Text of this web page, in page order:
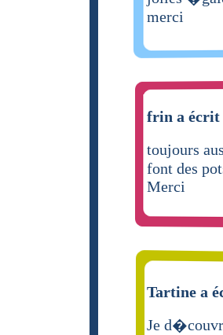
merci
frin a
toujours
font des
Merci
Tartine a
Je